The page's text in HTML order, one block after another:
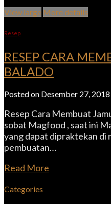
View large More details
Resep
RESEP CARA
BALADO
Posted on Desember 27,
Resep Cara Membuat
sobat Magfood , saat ini
yang dapat dipraktekan di
pembuatan…
Read More
Categories